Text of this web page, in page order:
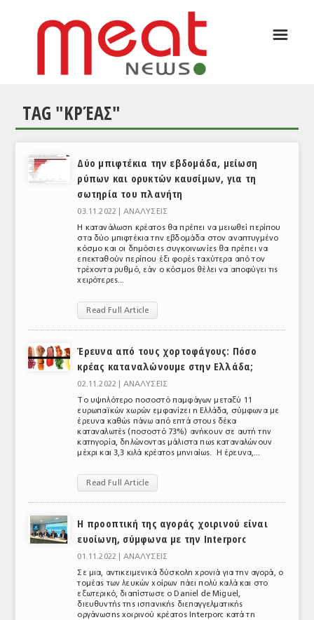
ΕΙΔΗΣΕΙΣ
ΘΕΜΑΤΑ
ΕΥΡΩΠΑΪΚΕΣ ΑΠΟΦΑΣΕΙΣ
ΕΜΠΟΡΙΚΟΣ ΚΑΤΑΛΟΓΟΣ
ΥΠΗΡΕΣΙΕΣ
ΕΜΠΟΡΙΚΟΙ ΑΝΤΙΠΡΟΣΩΠΟΙ
ΕΛΛΗΝΙΚΗ ΝΟΜΟΘΕΣΙΑ
ΕΥΡΩΠΑΪΚΗ ΝΟΜΟΘΕΣΙΑ
☰
TAG "ΚΡΈΑΣ"
Δύο μπιφτέκια την εβδομάδα, μείωση
ρύπων και ορυκτών καυσίμων, για τη
σωτηρία του πλανήτη
03.11.2022 | ΑΝΑΛΥΣΕΙΣ
Η κατανάλωση κρέατος θα πρέπει να μειωθεί περίπου
στα δύο μπιφτέκια την εβδομάδα στον αναπτυγμένο
κόσμο και οι δημόσιες συγκοινωνίες θα πρέπει να
επεκταθούν περίπου έξι φορές ταχύτερα από τον
τρέχοντα ρυθμό, εάν ο κόσμος θέλει να αποφύγει τις
χειρότερες...
Read Full Article
Έρευνα από τους χορτοφάγους: Πόσο
κρέας καταναλώνουμε στην Ελλάδα;
02.11.2022 | ΑΝΑΛΥΣΕΙΣ
Το υψηλότερο ποσοστό παμφάγων μεταξύ 11
ευρωπαϊκών χωρών εμφανίζει η Ελλάδα, σύμφωνα με
έρευνα καθώς πάνω από επτά στους δέκα
καταναλωτές (ποσοστό 73%) ανήκουν σε αυτή την
κατηγορία, δηλώνοντας μάλιστα πως καταναλώνουν
μέχρι και 3,3 κιλά κρέατος μηνιαίως. Η έρευνα,...
Read Full Article
Η προοπτική της αγοράς χοιρινού είναι
ευοίωνη, σύμφωνα με την Interporc
01.11.2022 | ΑΝΑΛΥΣΕΙΣ
Σε μια, αντικειμενικά δύσκολη χρονιά για την αγορά, ο
τομέας των λευκών χοίρων πάει πολύ καλά και στο
εξωτερικό, διαπίστωσε o Daniel de Miguel,
διευθυντής της ισπανικής διεπαγγελματικής
οργάνωσης χοιρινού κρέατος Interporc κατά τη